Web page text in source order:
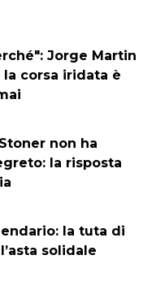
Jorge Martin
corsa iridata è
non ha
la risposta
la tuta di
solidale